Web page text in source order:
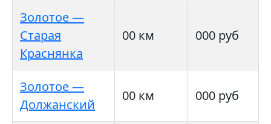
Золотое —
Старая
Краснянка
00 км 000 руб
Золотое —
Должанский
00 км 000 руб